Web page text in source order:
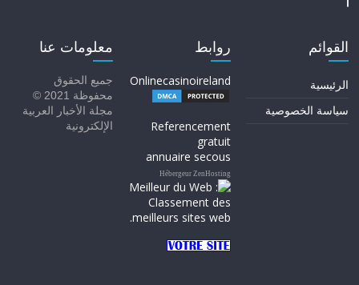
القوائم
الرئيسية
سياسة الخصوصية
روابط
Onlinecasinoireland
Referencement
gratuit
annuaire secous
Hébergeur ZenHosting
معلومات عنا
جميع الحقوق
محفوظة 2021 ©
مجلة الأخبار العربية
الإلكترونية